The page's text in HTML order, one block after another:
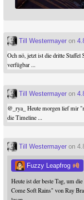
Till Westermayer on
Och nö, jetzt ist die dritte
verfügbar ...
Till Westermayer on
@ _rya_ Heute morgen lief mir
die Timeline ...
Till Westermayer on
Fuzzy Leapfrog
Heute ist der beste Tag, um
Come Soft Rains" von Ray